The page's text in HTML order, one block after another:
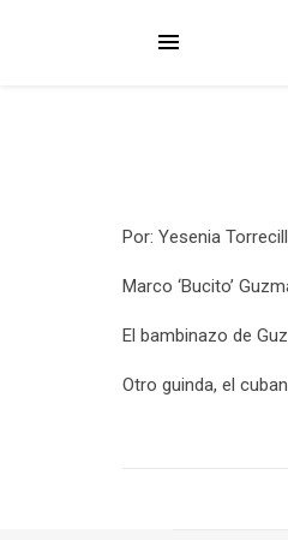
Por: Yesenia
Marco ‘Bucito’
El bambinazo de
Otro guinda, el